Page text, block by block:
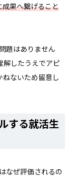
果へ繋げること
題はありません
解したうえでアピ
ないため留意し
する就活生
なぜ評価されるの